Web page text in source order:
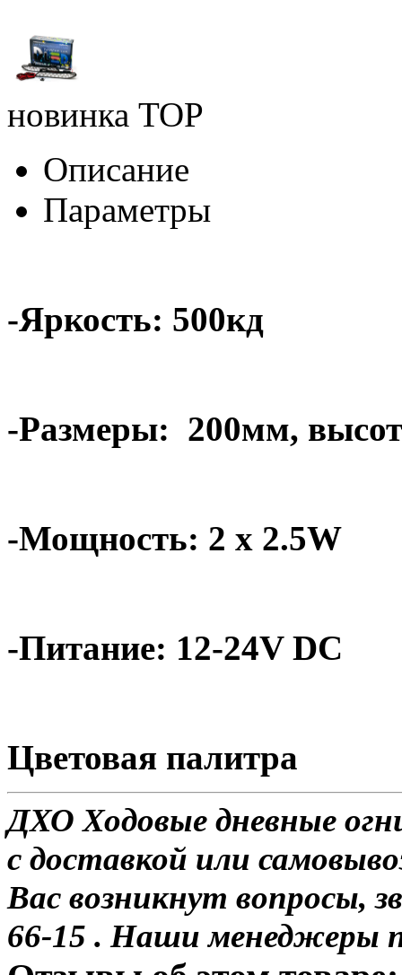
новинка TOP
Описание
Параметры
-Яркость: 500кд
-Размеры: 200мм,
-Мощность: 2 x 2.5W
-Питание: 12-24V DC
Цветовая палитра
ДХО Ходовые дневные
с доставкой или
Вас возникнут вопросы,
66-15 . Наши менеджеры